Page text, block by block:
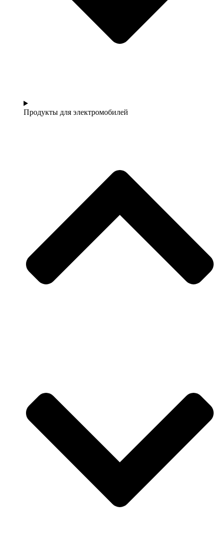
Продукты для электромобилей